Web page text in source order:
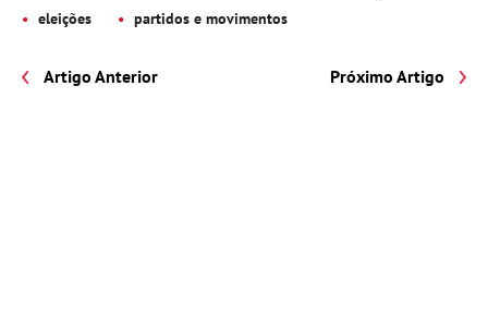
eleições
partidos e movimentos
Artigo Anterior Próximo Artigo